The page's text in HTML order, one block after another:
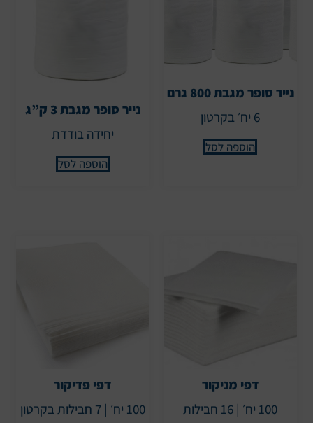
נייר סופר מגבת 800 גרם
6 יח׳ בקרטון
הוספה לסל
נייר סופר מגבת 3 ק”ג
יחידה בודדת
הוספה לסל
דפי מניקור
100 יח׳ | 16 חבילות
דפי פדיקור
100 יח׳ | 7 חבילות בקרטון